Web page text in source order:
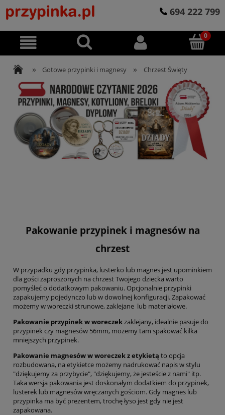
694 222 799
» Gotowe przypinki i magnesy » Chrzest Święty
Pakowanie przypinek i magnesów na
chrzest
W przypadku gdy przypinka, lusterko lub magnes jest upominkiem
dla gości zaproszonych na chrzest Twojego dziecka warto
pomyśleć o dodatkowym pakowaniu. Opcjonalnie przypinki
zapakujemy pojedynczo lub w dowolnej konfiguracji. Zapakować
możemy w woreczki strunowe, zaklejane lub materiałowe.
Pakowanie przypinek w woreczekzaklejany, idealnie pasuje do
przypinek czy magnesów 56mm, możemy tam spakować kilka
mniejszych przypinek.
Pakowanie magnesów w woreczek z etykietą to opcja
rozbudowana, na etykietce możemy nadrukować napis w stylu
"dziękujemy za przybycie", "dziękujemy, że jesteście z nami" itp.
Taka wersja pakowania jest doskonałym dodatkiem do przypinek,
lusterek lub magnesów wręczanych gościom. Gdy magnes lub
przypinka ma być prezentem, trochę łyso jest gdy nie jest
zapakowana.